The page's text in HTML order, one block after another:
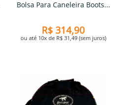
Bolsa Para Caneleira Boots...
R$ 314,90
ou até 10x de R$ 31,49 (sem juros)